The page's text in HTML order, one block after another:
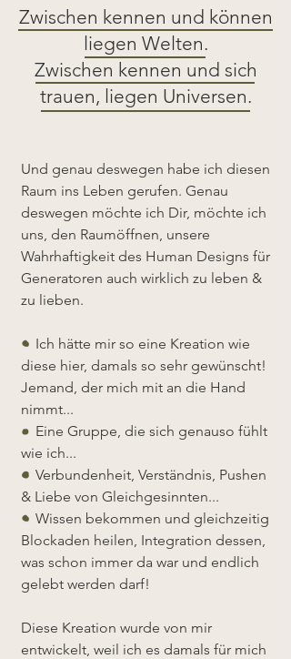
Zwischen kennen und können
liegen Welten.
Zwischen kennen und sich
trauen, liegen Universen.
Und genau deswegen habe ich diesen
Raum ins Leben gerufen. Genau
deswegen möchte ich Dir, möchte ich
uns, den Raumöffnen, unsere
Wahrhaftigkeit des Human Designs für
Generatoren auch wirklich zu leben &
zu lieben.
Ich hätte mir so eine Kreation wie
diese hier, damals so sehr gewünscht!
Jemand, der mich mit an die Hand
nimmt...
Eine Gruppe, die sich genauso fühlt
wie ich...
Verbundenheit, Verständnis, Pushen
& Liebe von Gleichgesinnten...
Wissen bekommen und gleichzeitig
Blockaden heilen, Integration dessen,
was schon immer da war und endlich
gelebt werden darf!
Diese Kreation wurde von mir
entwickelt, weil ich es damals für mich